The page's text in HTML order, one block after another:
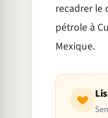
recadrer le
pétrole à
Mexique.